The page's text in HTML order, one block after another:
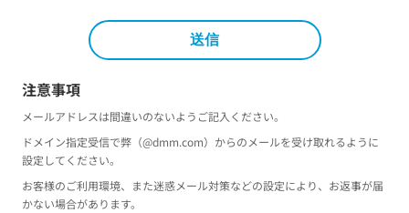
注意事項
メールアドレスは間違いのないようご記入ください。
ドメイン指定受信で弊（@dmm.com）からのメールを受け取れるように
設定してください。
お客様のご利用環境、また迷惑メール対策などの設定により、お返事が届
かない場合があります。